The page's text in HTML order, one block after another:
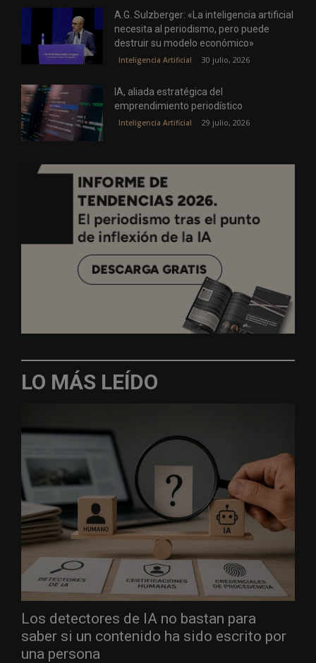
A.G. Sulzberger: «La inteligencia artificial
necesita al periodismo, pero puede
destruir su modelo económico»
Inteligencia Artificial 30 julio, 2026
IA, aliada estratégica del
emprendimiento periodístico
Inteligencia Artificial 29 julio, 2026
LO MÁS LEÍDO
Los detectores de IA no bastan para
saber si un contenido ha sido escrito por
una persona